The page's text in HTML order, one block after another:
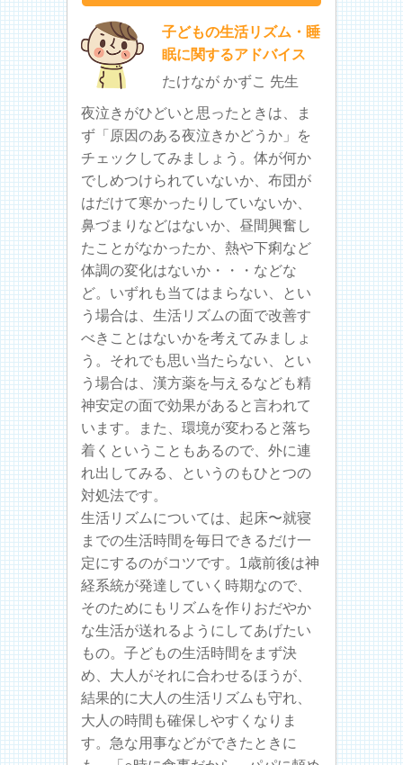
子どもの生活リズム・睡
眠に関するアドバイス
たけなが かずこ 先生
夜泣きがひどいと思ったときは、ま
ず「原因のある夜泣きかどうか」を
チェックしてみましょう。体が何か
でしめつけられていないか、布団が
はだけて寒かったりしていないか、
鼻づまりなどはないか、昼間興奮し
たことがなかったか、熱や下痢など
体調の変化はないか・・・などな
ど。いずれも当てはまらない、とい
う場合は、生活リズムの面で改善す
べきことはないかを考えてみましょ
う。それでも思い当たらない、とい
う場合は、漢方薬を与えるなども精
神安定の面で効果があると言われて
います。また、環境が変わると落ち
着くということもあるので、外に連
れ出してみる、というのもひとつの
対処法です。
生活リズムについては、起床〜就寝
までの生活時間を毎日できるだけ一
定にするのがコツです。1歳前後は神
経系統が発達していく時期なので、
そのためにもリズムを作りおだやか
な生活が送れるようにしてあげたい
もの。子どもの生活時間をまず決
め、大人がそれに合わせるほうが、
結果的に大人の生活リズムも守れ、
大人の時間も確保しやすくなりま
す。急な用事などができたときに